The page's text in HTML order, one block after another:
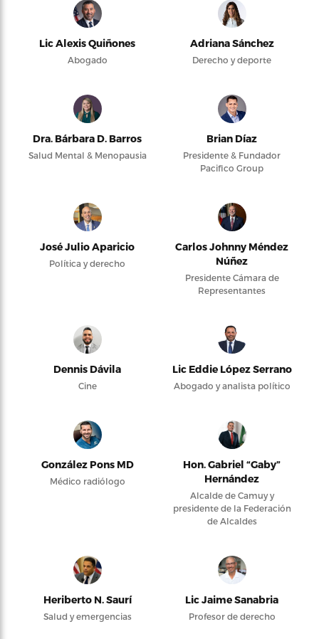
Lic Alexis Quiñones
Abogado
Adriana Sánchez
Derecho y deporte
Dra. Bárbara D. Barros
Salud Mental & Menopausia
Brian Díaz
Presidente & Fundador
Pacifico Group
José Julio Aparicio
Política y derecho
Carlos Johnny Méndez
Núñez
Presidente Cámara de
Representantes
Dennis Dávila
Cine
Lic Eddie López Serrano
Abogado y analista político
González Pons MD
Médico radiólogo
Hon. Gabriel “Gaby”
Hernández
Alcalde de Camuy y
presidente de la Federación
de Alcaldes
Heriberto N. Saurí
Salud y emergencias
Lic Jaime Sanabria
Profesor de derecho